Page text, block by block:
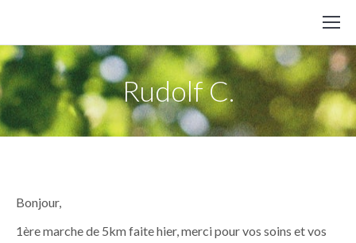
Rudolf C.
Bonjour,
1ère marche de 5km faite hier, merci pour vos soins et vos